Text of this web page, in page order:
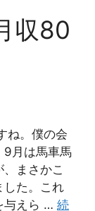
収80
ね。僕の会
9月は馬車馬
まさかこ
した。これ
与えら … 続